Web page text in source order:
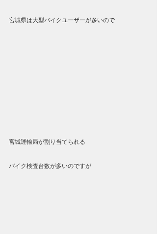
宮城県は大型バイクユーザーが多いので
宮城運輸局が割り当てられる
バイク検査台数が多いのですが